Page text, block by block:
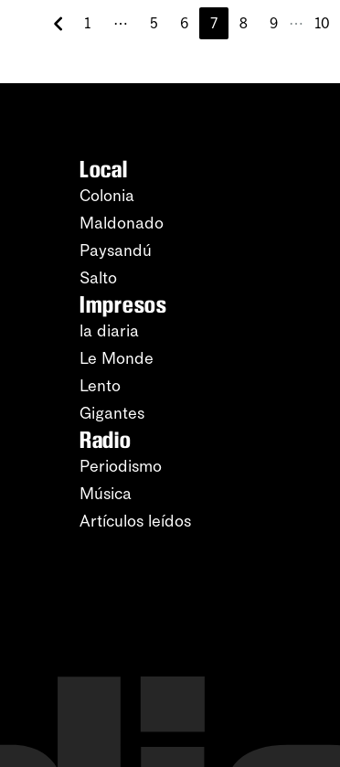
1 ⋯ 5 6 7 8 9 ⋯ 10
Local
Colonia
Maldonado
Paysandú
Salto
Impresos
la diaria
Le Monde
Lento
Gigantes
Radio
Periodismo
Música
Artículos leídos